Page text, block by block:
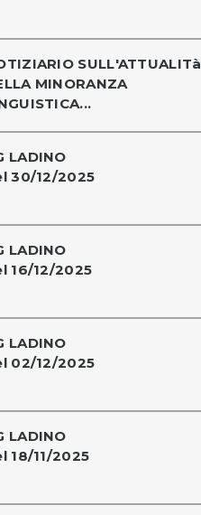
SULL'ATTUALITà
MINORANZA
LADINO
30/12/2025
LADINO
16/12/2025
LADINO
02/12/2025
LADINO
18/11/2025